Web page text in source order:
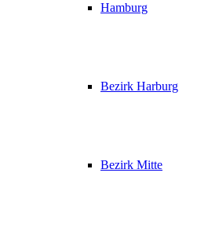
Hamburg
Bezirk Harburg
Bezirk Mitte